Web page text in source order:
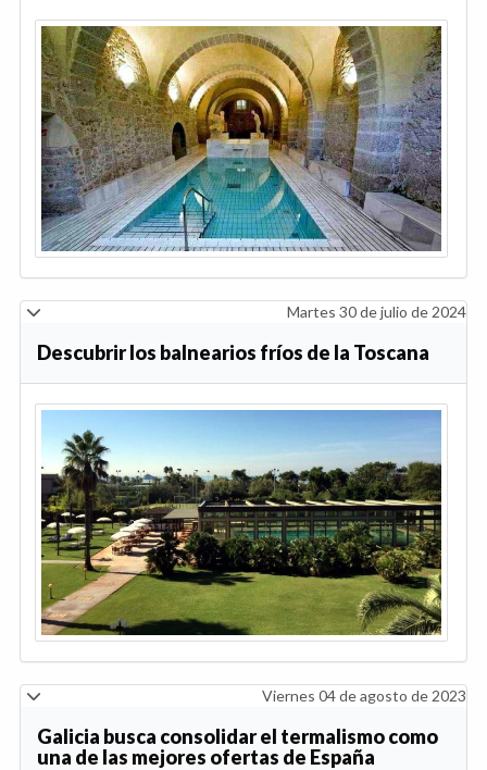
Martes 30 de julio de 2024
Descubrir los balnearios fríos de la Toscana
Viernes 04 de agosto de 2023
Galicia busca consolidar el termalismo como
una de las mejores ofertas de España